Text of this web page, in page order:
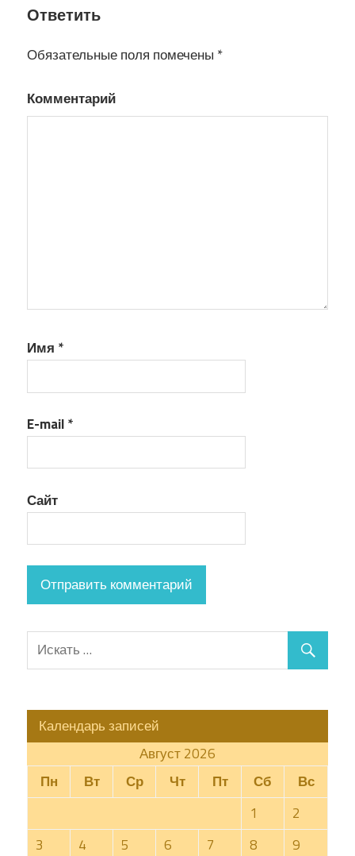
Ответить
Обязательные поля помечены *
Комментарий
Имя *
E-mail*
Сайт
Календарь записей
Август 2026
Пн
Вт Ср Чт Пт Сб Вс
1
2
3
4 5 6 7 8
9